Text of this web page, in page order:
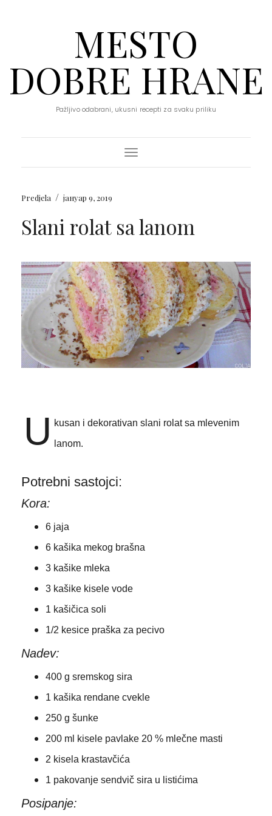
MESTO
DOBRE HRANE
Pažljivo odabrani, ukusni recepti za svaku priliku
Toggle Navigation
Predjela / јануар 9, 2019
Slani rolat sa lanom
U kusan i dekorativan slani rolat sa mlevenim
lanom.
Potrebni sastojci:
Kora:
6 jaja
6 kašika mekog brašna
3 kašike mleka
3 kašike kisele vode
1 kašičica soli
1/2 kesice praška za pecivo
Nadev:
400 g sremskog sira
1 kašika rendane cvekle
250 g šunke
200 ml kisele pavlake 20 % mlečne masti
2 kisela krastavčića
1 pakovanje sendvič sira u listićima
Posipanje: